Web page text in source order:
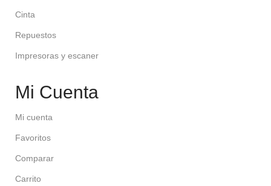
Cinta
Repuestos
Impresoras y escaner
Mi Cuenta
Mi cuenta
Favoritos
Comparar
Carrito